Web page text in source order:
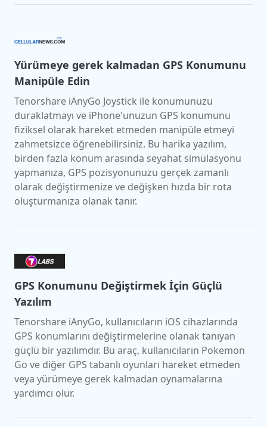
Yürümeye gerek kalmadan GPS Konumunu
Manipüle Edin
Tenorshare iAnyGo Joystick ile konumunuzu
duraklatmayı ve iPhone'unuzun GPS konumunu
fiziksel olarak hareket etmeden manipüle etmeyi
zahmetsizce öğrenebilirsiniz. Bu harika yazılım,
birden fazla konum arasında seyahat simülasyonu
yapmanıza, GPS pozisyonunuzu gerçek zamanlı
olarak değiştirmenize ve değişken hızda bir rota
oluşturmanıza olanak tanır.
GPS Konumunu Değiştirmek İçin Güçlü
Yazılım
Tenorshare iAnyGo, kullanıcıların iOS cihazlarında
GPS konumlarını değiştirmelerine olanak tanıyan
güçlü bir yazılımdır. Bu araç, kullanıcıların Pokemon
Go ve diğer GPS tabanlı oyunları hareket etmeden
veya yürümeye gerek kalmadan oynamalarına
yardımcı olur.